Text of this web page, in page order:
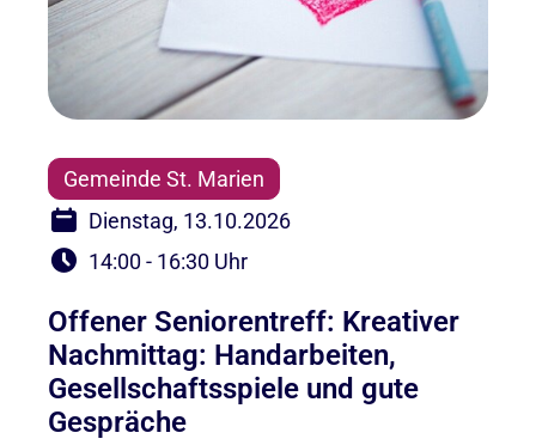
Gemeinde St. Marien
Dienstag, 13.10.2026
14:00 - 16:30 Uhr
Offener Seniorentreff: Kreativer
Nachmittag: Handarbeiten,
Gesellschaftsspiele und gute
Gespräche